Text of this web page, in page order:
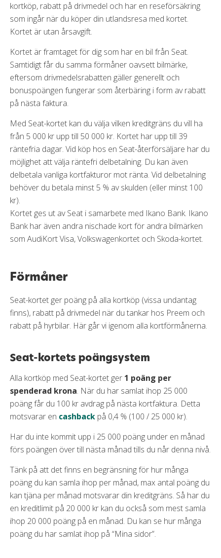
kortköp, rabatt på drivmedel och har en reseförsäkring
som ingår när du köper din utlandsresa med kortet.
Kortet är utan årsavgift.
Kortet är framtaget för dig som har en bil från Seat.
Samtidigt får du samma förmåner oavsett bilmärke,
eftersom drivmedelsrabatten gäller generellt och
bonuspoängen fungerar som återbäring i form av rabatt
på nästa faktura.
Med Seat-kortet kan du välja vilken kreditgräns du vill ha
från 5 000 kr upp till 50 000 kr. Kortet har upp till 39
räntefria dagar. Vid köp hos en Seat-återförsäljare har du
möjlighet att välja räntefri delbetalning. Du kan även
delbetala vanliga kortfakturor mot ränta. Vid delbetalning
behöver du betala minst 5 % av skulden (eller minst 100
kr).
Kortet ges ut av Seat i samarbete med Ikano Bank. Ikano
Bank har även andra nischade kort för andra bilmärken
som AudiKort Visa, Volkswagenkortet och Skoda-kortet.
Förmåner
Seat-kortet ger poäng på alla kortköp (vissa undantag
finns), rabatt på drivmedel när du tankar hos Preem och
rabatt på hyrbilar. Här går vi igenom alla kortförmånerna.
Seat-kortets poängsystem
Alla kortköp med Seat-kortet ger 1 poäng per
spenderad krona. När du har samlat ihop 25 000
poäng får du 100 kr avdrag på nästa kortfaktura. Detta
motsvarar en cashback på 0,4 % (100 / 25 000 kr).
Har du inte kommit upp i 25 000 poäng under en månad
förs poängen över till nästa månad tills du når denna nivå.
Tänk på att det finns en begränsning för hur många
poäng du kan samla ihop per månad, max antal poäng du
kan tjäna per månad motsvarar din kreditgräns. Så har du
en kreditlimit på 20 000 kr kan du också som mest samla
ihop 20 000 poäng på en månad. Du kan se hur många
poäng du har samlat ihop på “Mina sidor”.